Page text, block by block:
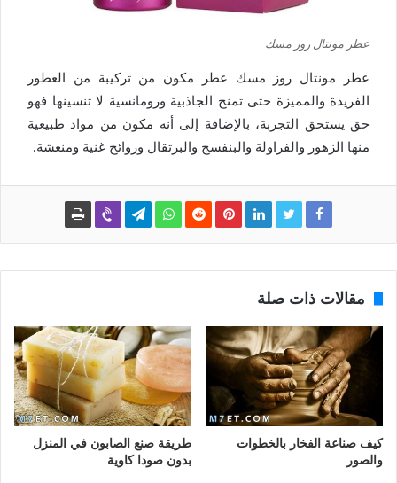
عطر مونتال روز مسك
عطر مونتال روز مسك عطر مكون من تركيبة من العطور
الفريدة والمميزة حتى تمنح الجاذبية ورومانسية لا تنسينها فهو
حق يستحق التجربة، بالإضافة إلى أنه مكون من مواد طبيعية
منها الزهور والفراولة والبنفسج والبرتقال وروائح غنية ومنعشة.
مقالات ذات صلة
كيف صناعة الفخار بالخطوات
والصور
طريقة صنع الصابون في المنزل
بدون صودا كاوية